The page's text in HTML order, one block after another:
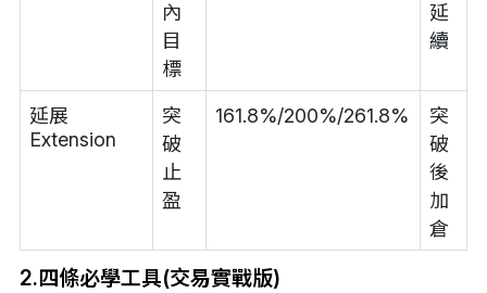
內
目
標
延
續
延展
Extension
突
破
止
盈
161.8%/200%/261.8%
突
破
後
加
倉
2.四條必學工具(交易實戰版)